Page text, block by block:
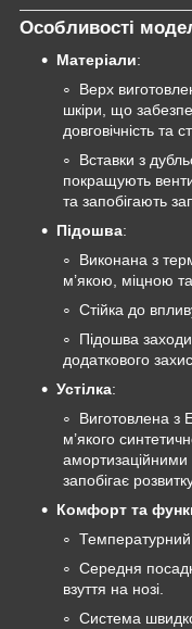
Особливості
Матеріали:
Верх
шкіри, що
довговічність та
Вставки з
покращують
та запобігають
Підошва:
Виконана з
м’якою, міцною
Стійка до
Підошва
додаткового
Устілка:
Виготовлена з
м’якого
запобігає
Комфорт та
Середня
взуття на нозі.
Система